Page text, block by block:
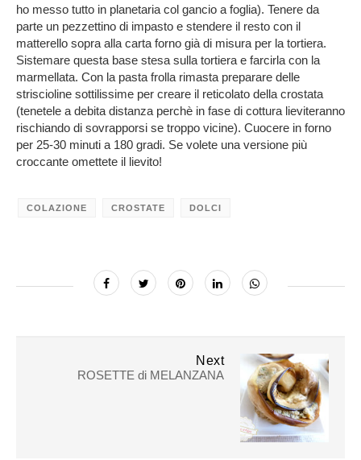
ho messo tutto in planetaria col gancio a foglia). Tenere da
parte un pezzettino di impasto e stendere il resto con il
matterello sopra alla carta forno già di misura per la tortiera.
Sistemare questa base stesa sulla tortiera e farcirla con la
marmellata. Con la pasta frolla rimasta preparare delle
striscioline sottilissime per creare il reticolato della crostata
(tenetele a debita distanza perchè in fase di cottura lieviteranno
rischiando di sovrapporsi se troppo vicine). Cuocere in forno
per 25-30 minuti a 180 gradi. Se volete una versione più
croccante omettete il lievito!
COLAZIONE CROSTATE DOLCI
Next
ROSETTE di MELANZANA